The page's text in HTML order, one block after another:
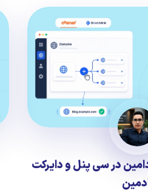
در سی پنل و دایرکت